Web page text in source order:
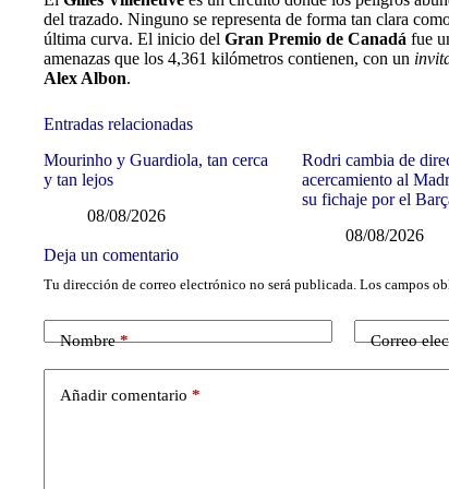
del trazado. Ninguno se representa de forma tan clara
última curva. El inicio del Gran Premio de Canadá fue
amenazas que los 4,361 kilómetros contienen, con un
Alex Albon.
Entradas relacionadas
Mourinho y Guardiola, tan cerca
y tan lejos
08/08/2026
Rodri cambia de
acercamiento al
su fichaje por el
08/08/2026
Deja un comentario
Tu dirección de correo electrónico no será publicada. Los campos
Nombre* Correo
Añadir comentario *